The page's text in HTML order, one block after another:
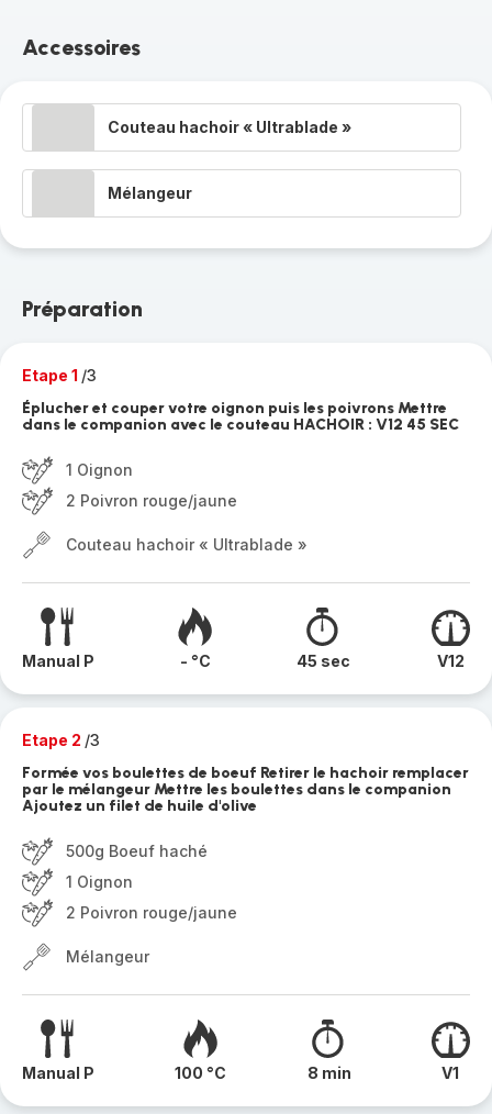
Accessoires
Couteau hachoir « Ultrablade »
Mélangeur
Préparation
Etape 1 /3
Éplucher et couper votre oignon puis les poivrons Mettre
dans le companion avec le couteau HACHOIR : V12 45 SEC
1 Oignon
2 Poivron rouge/jaune
Couteau hachoir « Ultrablade »
Manual P - °C 45 sec V12
Etape 2 /3
Formée vos boulettes de boeuf Retirer le hachoir remplacer
par le mélangeur Mettre les boulettes dans le companion
Ajoutez un filet de huile d'olive
500g Boeuf haché
1 Oignon
2 Poivron rouge/jaune
Mélangeur
Manual P 100 °C 8 min V1